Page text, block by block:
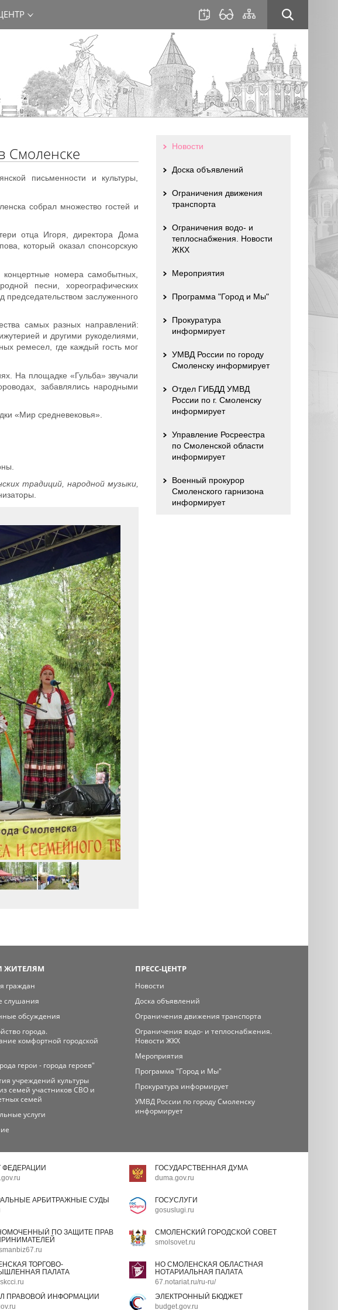
Смоленске
письменности и культуры,
собрал множество гостей и
отца Игоря, директора Дома
который оказал спонсорскую
номера самобытных,
песни, хореографических
заслуженного
самых разных направлений:
и другими рукоделиями,
ремесел, где каждый гость мог
На площадке «Гульба» звучали
забавлялись народными
«Мир средневековья».
традиций, народной музыки,
Новости
Доска объявлений
Ограничения движения
транспорта
Ограничения водо- и
теплоснабжения. Новости
ЖКХ
Мероприятия
Программа "Город и Мы"
Прокуратура
информирует
УМВД России по городу
Смоленску информирует
Отдел ГИБДД УМВД
России по г. Смоленску
информирует
Управление Росреестра
по Смоленской области
информирует
Военный прокурор
Смоленского гарнизона
информирует
ЖИТЕЛЯМ
граждан
слушания
обсуждения
города.
комфортной городской
герои - города героев"
учреждений культуры
семей участников СВО и
семей
услуги
ПРЕСС-ЦЕНТР
Новости
Доска объявлений
Ограничения движения транспорта
Ограничения водо- и теплоснабжения.
Новости ЖКХ
Мероприятия
Программа "Город и Мы"
Прокуратура информирует
УМВД России по городу Смоленску
информирует
ФЕДЕРАЦИИ
ГОСУДАРСТВЕННАЯ ДУМА
duma.gov.ru
АРБИТРАЖНЫЕ СУДЫ
ГОСУСЛУГИ
gosuslugi.ru
ПО ЗАЩИТЕ ПРАВ
СМОЛЕНСКИЙ ГОРОДСКОЙ СОВЕТ
smolsovet.ru
ТОРГОВО-
ПАЛАТА
НО СМОЛЕНСКАЯ ОБЛАСТНАЯ
НОТАРИАЛЬНАЯ ПАЛАТА
67.notariat.ru/ru-ru/
ПРАВОВОЙ ИНФОРМАЦИИ
ЭЛЕКТРОННЫЙ БЮДЖЕТ
budget.gov.ru